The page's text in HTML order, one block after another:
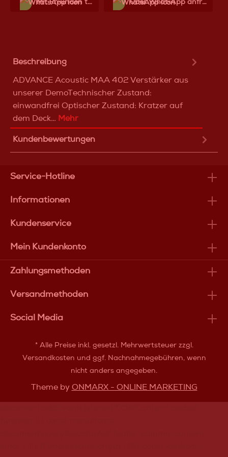
Mit Frеunden teilen Über WhatѕApp anfragеn
Beschreibung
ADVANCE Acoustic MAA 402 Verstärker aus
unserer DemoTechnischer Zustand:
einwandfrei Optischer Zustand: Kratzer auf
dem Deck… Mehr
Kundenbewertungen
Service-Hotline
Informationen
Kundenservice
Mein Kundenkonto
Zahlungsmethoden
Versandmethoden
Social Media
* Alle Preise inkl. gesetzl. Mehrwertsteuer zzgl.
Versandkosten und ggf. Nachnahmegebühren, wenn
nicht anders angegeben.
Theme by ONMARX - ONLINE MARKETING